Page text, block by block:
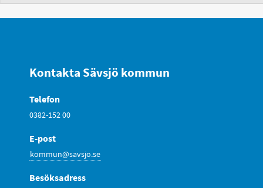
Kontakta Sävsjö kommun
Telefon
0382-152 00
E-post
kommun@savsjo.se
Besöksadress